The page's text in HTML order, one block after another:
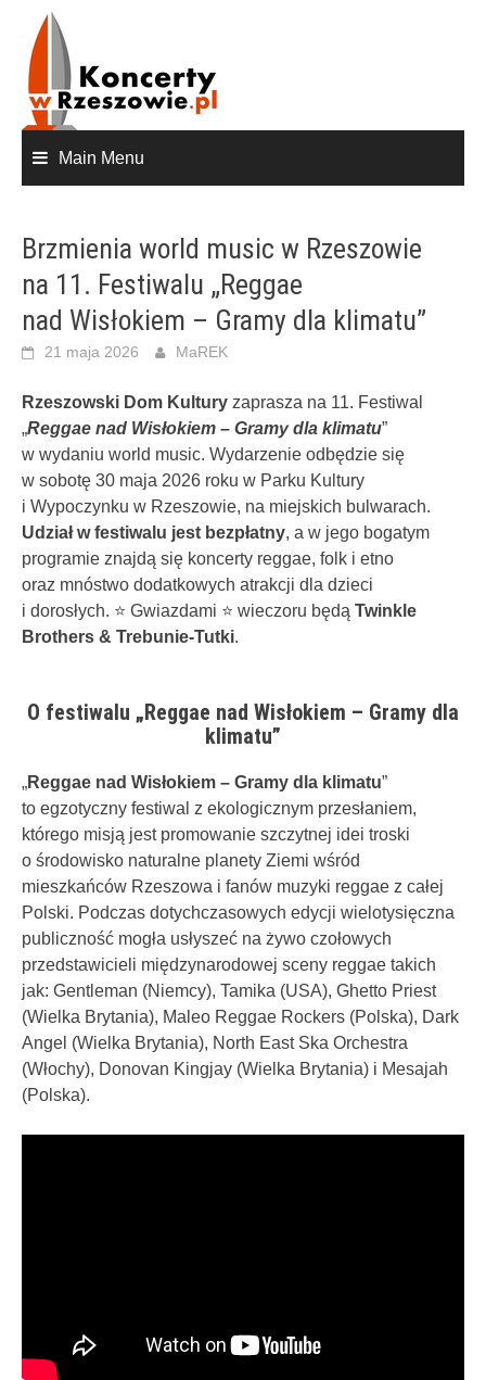
content
Main Menu
Brzmienia world music w Rzeszowie
na 11. Festiwalu „Reggae
nad Wisłokiem – Gramy dla klimatu”
21 maja 2026 MaREK
Rzeszowski Dom Kultury zaprasza na 11. Festiwal
„Reggae nad Wisłokiem – Gramy dla klimatu”
w wydaniu world music. Wydarzenie odbędzie się
w sobotę 30 maja 2026 roku w Parku Kultury
i Wypoczynku w Rzeszowie, na miejskich bulwarach.
Udział w festiwalu jest bezpłatny, a w jego bogatym
programie znajdą się koncerty reggae, folk i etno
oraz mnóstwo dodatkowych atrakcji dla dzieci
i dorosłych. ⭐ Gwiazdami ⭐ wieczoru będą Twinkle
Brothers & Trebunie-Tutki.
O festiwalu „Reggae nad Wisłokiem – Gramy dla
klimatu”
„Reggae nad Wisłokiem – Gramy dla klimatu”
to egzotyczny festiwal z ekologicznym przesłaniem,
którego misją jest promowanie szczytnej idei troski
o środowisko naturalne planety Ziemi wśród
mieszkańców Rzeszowa i fanów muzyki reggae z całej
Polski. Podczas dotychczasowych edycji wielotysięczna
publiczność mogła usłyszeć na żywo czołowych
przedstawicieli międzynarodowej sceny reggae takich
jak: Gentleman (Niemcy), Tamika (USA), Ghetto Priest
(Wielka Brytania), Maleo Reggae Rockers (Polska), Dark
Angel (Wielka Brytania), North East Ska Orchestra
(Włochy), Donovan Kingjay (Wielka Brytania) i Mesajah
(Polska).